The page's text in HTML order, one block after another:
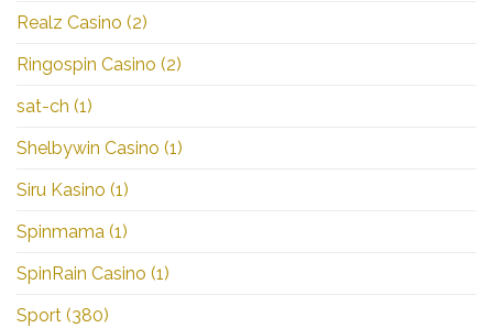
Realz Casino (2)
Ringospin Casino (2)
sat-ch (1)
Shelbywin Casino (1)
Siru Kasino (1)
Spinmama (1)
SpinRain Casino (1)
Sport (380)